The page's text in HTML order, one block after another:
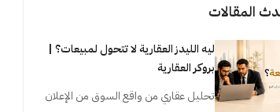
المقالات
ليه الليدز العقارية لا تتحول لمبيعات؟ |
بروكر العقارية
تحليل عقاري من واقع السوق من الإعلان